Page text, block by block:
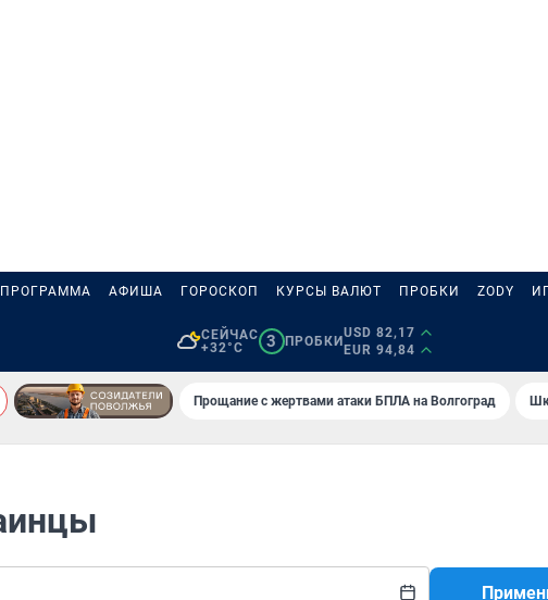
АФИША ГОРОСКОП КУРСЫ ВАЛЮТ ПРОБКИ ZODY
СЕЙЧАС
+32°C
3 ПРОБКИ
USD 82,17
EUR 94,84
Прощание с жертвами атаки БПЛА на Волгоград